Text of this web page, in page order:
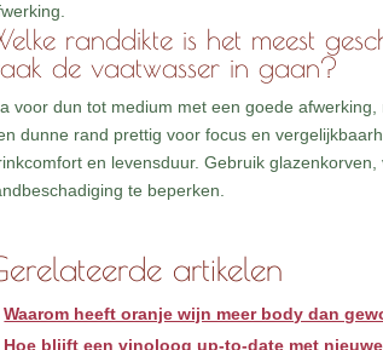
randdikte is het meest
de vaatwasser in gaan?
voor dun tot medium met een goede
dunne rand prettig voor focus en
en levensduur. Gebruik
te beperken.
artikelen
Waarom heeft oranje wijn meer body dan
Hoe blijft een vinoloog up-to-date met